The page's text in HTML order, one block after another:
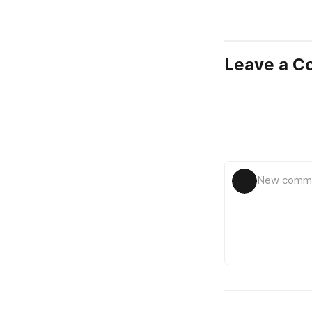
Leave a